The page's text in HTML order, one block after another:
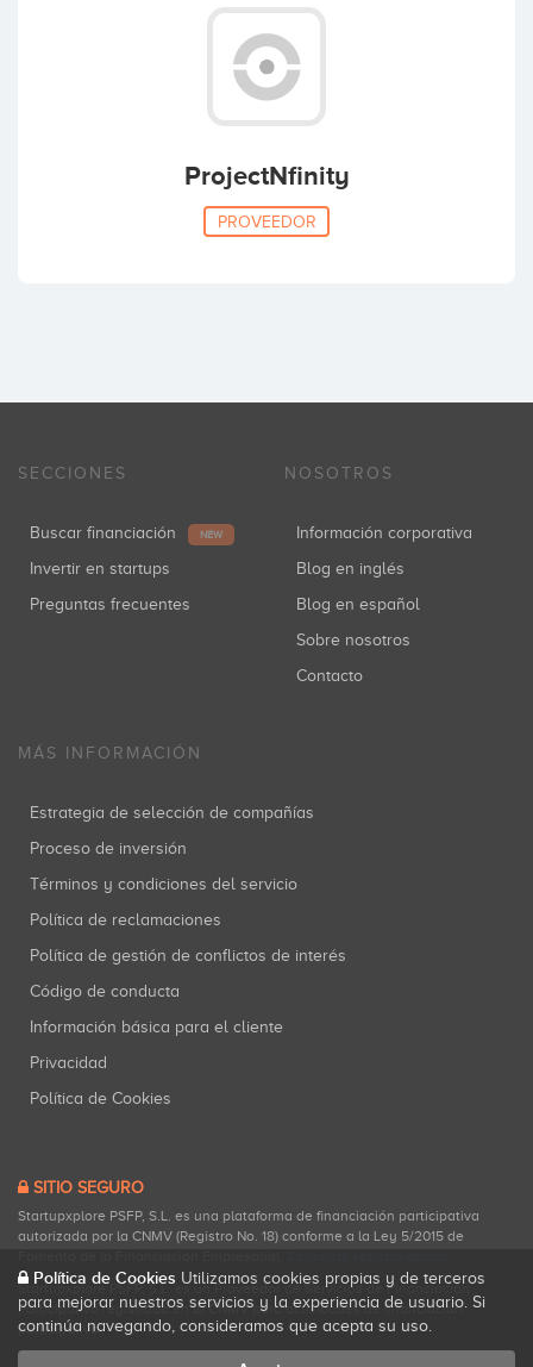
ProjectNfinity
PROVEEDOR
SECCIONES
Buscar financiación NEW
Invertir en startups
Preguntas frecuentes
NOSOTROS
Información corporativa
Blog en inglés
Blog en español
Sobre nosotros
Contacto
MÁS INFORMACIÓN
Estrategia de selección de compañías
Proceso de inversión
Términos y condiciones del servicio
Política de reclamaciones
Política de gestión de conflictos de interés
Código de conducta
Información básica para el cliente
Privacidad
Política de Cookies
SITIO SEGURO
Startupxplore PSFP, S.L. es una plataforma de financiación participativa
autorizada por la CNMV (Registro No. 18) conforme a la Ley 5/2015 de
Startupxplore PSFP, S.L. es un Proveedor de Servicios de Financiación
Participativa registrado en la CNMV para actividades de financiación
participativa.
Política de Cookies Utilizamos cookies propias y de terceros
para mejorar nuestros servicios y la experiencia de usuario. Si
continúa navegando, consideramos que acepta su uso.